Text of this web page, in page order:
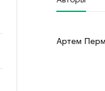
Артем